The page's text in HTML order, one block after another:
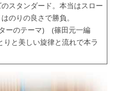
スタンダード。本当はスロー
のりの良さで勝負。
ーのテーマ) (篠田元一編
と美しい旋律と流れで本ラ